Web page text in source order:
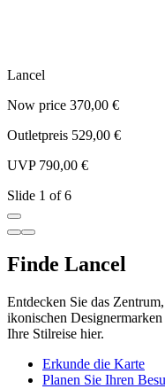
Lancel
Now price 370,00 €
Outletpreis 529,00 €
UVP 790,00 €
Slide 1 of 6
Finde Lancel
Entdecken Sie das
ikonischen
Ihre Stilreise hier.
Erkunde die Karte
Planen Sie Ihren